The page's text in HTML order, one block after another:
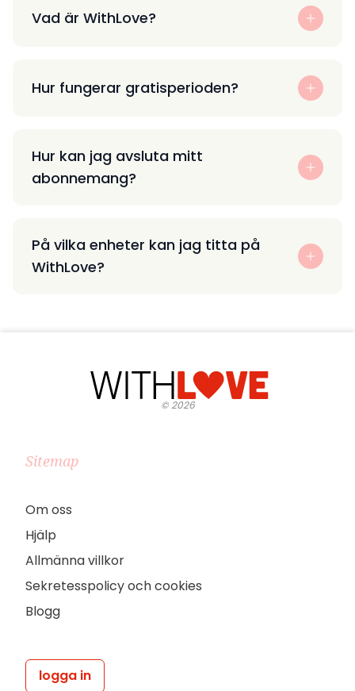
Vad är WithLove?
Hur fungerar gratisperioden?
Hur kan jag avsluta mitt
abonnemang?
På vilka enheter kan jag titta på
WithLove?
©2026
Sitemap
Om oss
Hjälp
Allmänna villkor
Sekretesspolicy och cookies
Blogg
logga in